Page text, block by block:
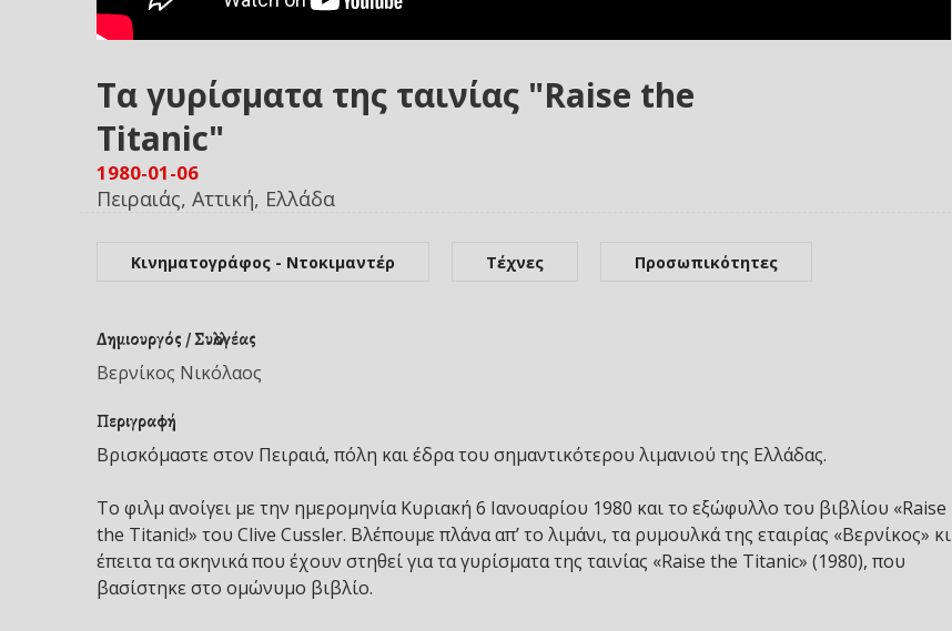
Τα γυρίσματα της ταινίας "Raise the
Titanic"
1980-01-06
Πειραιάς, Αττική, Ελλάδα
Κινηματογράφος - Ντοκιμαντέρ Τέχνες Προσωπικότητες
Δημιουργός / Συλλογέας
Βερνίκος Νικόλαος
Περιγραφή
Βρισκόμαστε στον Πειραιά, πόλη και έδρα του σημαντικότερου λιμανιού της Ελλάδας.
Το φιλμ ανοίγει με την ημερομηνία Κυριακή 6 Ιανουαρίου 1980 και το εξώφυλλο του βιβλίου «Raise
the Titanic!» του Clive Cussler. Βλέπουμε πλάνα απ’ το λιμάνι, τα ρυμουλκά της εταιρίας «Βερνίκος» κι
έπειτα τα σκηνικά που έχουν στηθεί για τα γυρίσματα της ταινίας «Raise the Titanic» (1980), που
βασίστηκε στο ομώνυμο βιβλίο.